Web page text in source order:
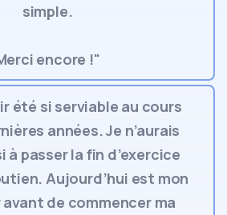
simple.
encore !"
été si serviable au cours
années. Je n’aurais
à passer la fin d’exercice
Aujourd’hui est mon
de commencer ma